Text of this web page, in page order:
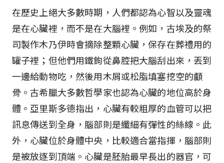
在歷史上絕大多數時期，人們都認為心智以及靈魂
是在心臟裡，而不是在大腦裡。例如，古埃及的祭
司製作木乃伊時會摘除整顆心臟，保存在葬禮用的
罐子裡；但他們用鐵鉤從鼻腔把大腦刮出來，丟到
一邊給動物吃，然後用木屑或松脂填塞挖空的顱
骨。古希臘大多數哲學家也認為心臟的地位高於身
體。亞里斯多德指出，心臟有較粗厚的血管可以把
訊息傳送到全身，腦部則是纖細有彈性的絲線。此
外，心臟位於身體中央，比較適合當指揮，腦部則
是被放逐到頂端。心臟是胚胎最早長出的器官，可